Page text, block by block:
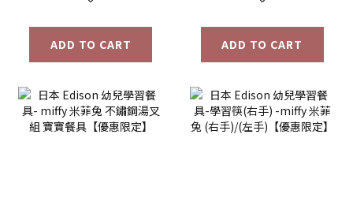
ADD TO CART ADD TO CART